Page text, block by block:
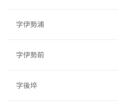
字伊勢浦
字伊勢前
字後埣